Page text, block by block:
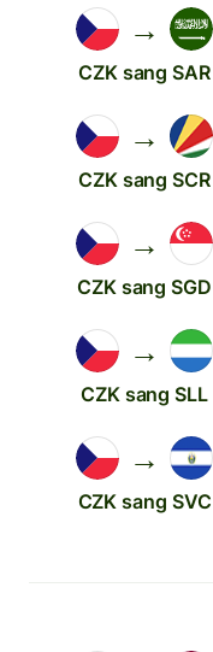
→
CZK sang SAR
→
CZK sang SCR
→
CZK sang SGD
→
CZK sang SLL
→
CZK sang SVC